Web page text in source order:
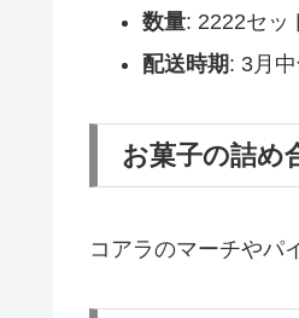
数量: 2222セッ
配送時期: 3月
お菓子の詰め
コアラのマーチやパ